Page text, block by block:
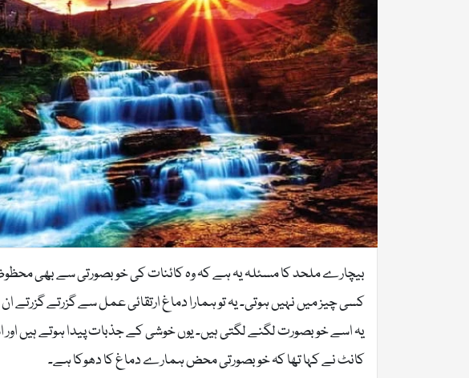
بیچارے ملحد کا مسئلہ یہ ہے کہ وہ کائنات کی خوبصورتی سے بھی
کسی چیز میں نہیں ہوتی۔ یہ تو ہمارا دماغ ارتقائی عمل سے گزرتے
یہ اسے خوبصورت لگنے لگتی ہیں۔ یوں خوشی کے جذبات پیدا ہوتے ہیں اور
کانٹ نے کہا تھا کہ خوبصورتی محض ہمارے دماغ کا دھوکا ہے۔